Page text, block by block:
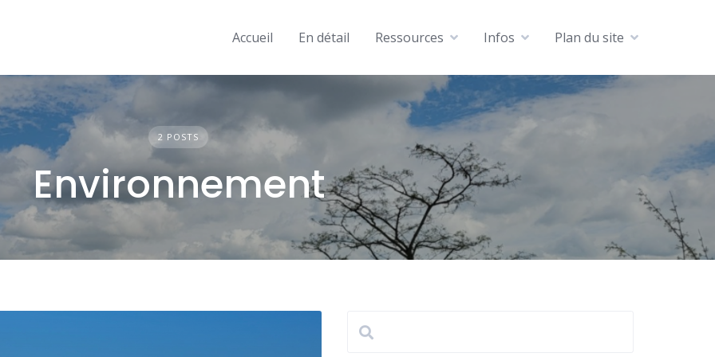
Accueil En détail Ressources Infos Plan du site
2 POSTS
Environnement